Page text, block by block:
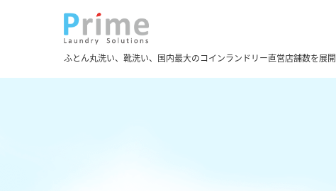
ふとん丸洗い、靴洗い、国内最大のコインランドリー直営店舗数を展開